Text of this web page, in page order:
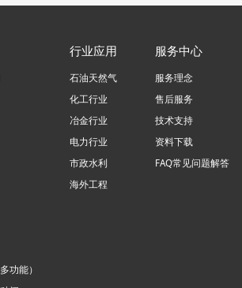
功能）
行业应用
石油天然气
化工行业
冶金行业
电力行业
市政水利
海外工程
服务中心
服务理念
售后服务
技术支持
资料下载
FAQ常见问题解答